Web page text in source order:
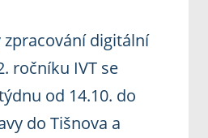
digitální
ročníku IVT se
od 14.10. do
do Tišnova a